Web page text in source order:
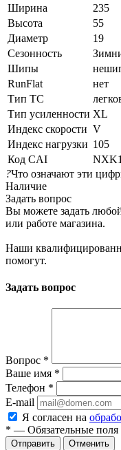
Ширина
235
Высота
55
Диаметр
19
Сезонность
Шипы
RunFlat
нет
Тип ТС
Тип усиленности XL
Индекс скорости V
Индекс нагрузки 105
Код CAI
?Что означают эти
Наличие
Задать вопрос
Вы можете задать
или работе магазина.
Наши
помогут.
Задать вопрос
Вопрос *
Ваше имя *
Телефон *
E-mail
Я согласен на
* — Обязательные поля
Отменить